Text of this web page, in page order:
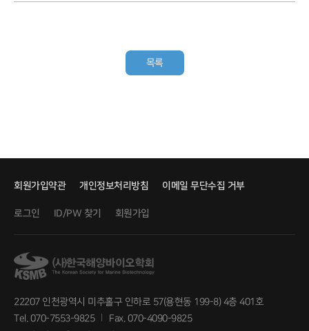
목록
회원가입약관 개인정보처리방침 이메일 무단수집 거부
로그인 ID/PW 찾기 회원가입
22207 인천광역시 미추홀구 인하로 57(용현동 199-8) 4층 401호
Tel. 070-7553-9825
Fax. 070-4090-9825